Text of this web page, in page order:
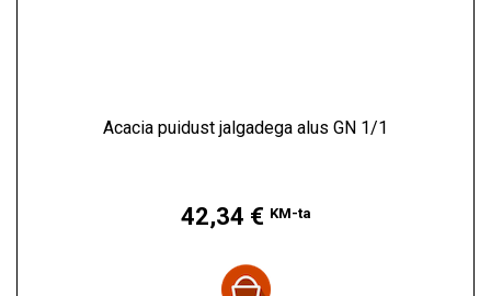
Acacia puidust jalgadega alus GN 1/1
42,34 € KM-ta